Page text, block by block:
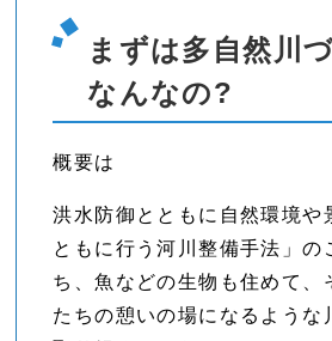
まずは多自然川
なんなの?
概要は
洪水防御とともに自然環境や
ともに行う河川整備手法」の
ち、魚などの生物も住めて、
たちの憩いの場になるような